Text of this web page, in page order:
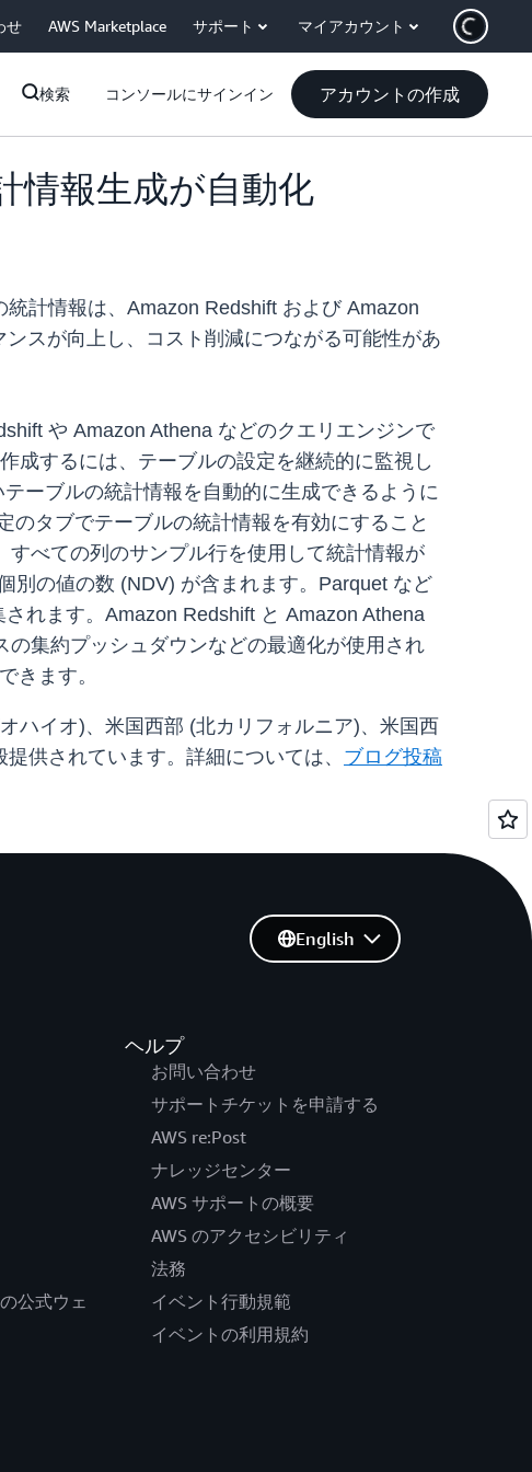
せ AWS Marketplace サポート マイアカウント
検索 コンソールにサインイン アカウントの作成
情報生成が自動化
計情報は、Amazon Redshift および Amazon
スが向上し、コスト削減につながる可能性があ
や Amazon Athena などのクエリエンジンで
成するには、テーブルの設定を継続的に監視し
ーブルの統計情報を自動的に生成できるように
タブでテーブルの統計情報を有効にすること
べての列のサンプル行を使用して統計情報が
別の値の数 (NDV) が含まれます。Parquet など
れます。Amazon Redshift と Amazon Athena
集約プッシュダウンなどの最適化が使用され
きます。
ハイオ)、米国西部 (北カリフォルニア)、米国西
供されています。詳細については、 ブログ投稿
公式ウェ
ヘルプ
お問い合わせ
サポートチケットを申請する
AWS re:Post
ナレッジセンター
AWS サポートの概要
AWS のアクセシビリティ
法務
イベント行動規範
イベントの利用規約
English